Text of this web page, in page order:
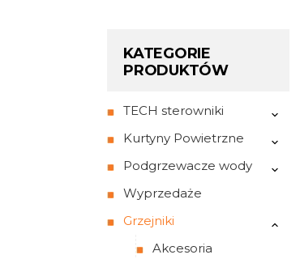
KATEGORIE
PRODUKTÓW
TECH sterowniki
Kurtyny Powietrzne
Podgrzewacze wody
Wyprzedaże
Grzejniki
Akcesoria